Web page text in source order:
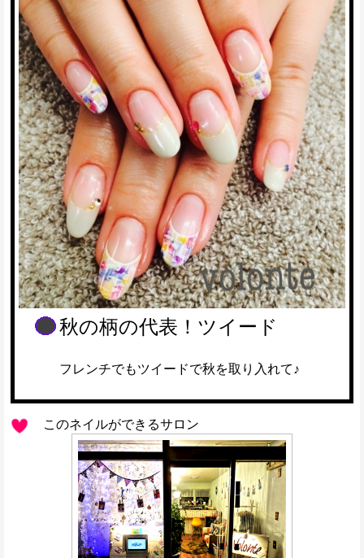
秋の柄の代表！ツイード
フレンチでもツイードで秋を取り入れて♪
このネイルができるサロン